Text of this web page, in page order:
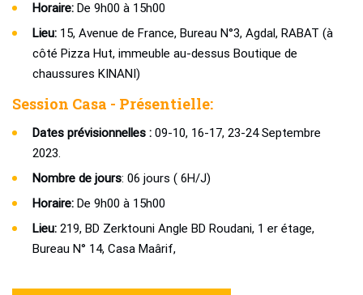
Horaire: De 9h00 à 15h00
Lieu: 15, Avenue de France, Bureau N°3, Agdal, RABAT (à
côté Pizza Hut, immeuble au-dessus Boutique de
chaussures KINANI)
Session Casa - Présentielle:
Dates prévisionnelles : 09-10, 16-17, 23-24 Septembre
2023.
Nombre de jours: 06 jours ( 6H/J)
Horaire: De 9h00 à 15h00
Lieu: 219, BD Zerktouni Angle BD Roudani, 1 er étage,
Bureau N° 14, Casa Maârif,